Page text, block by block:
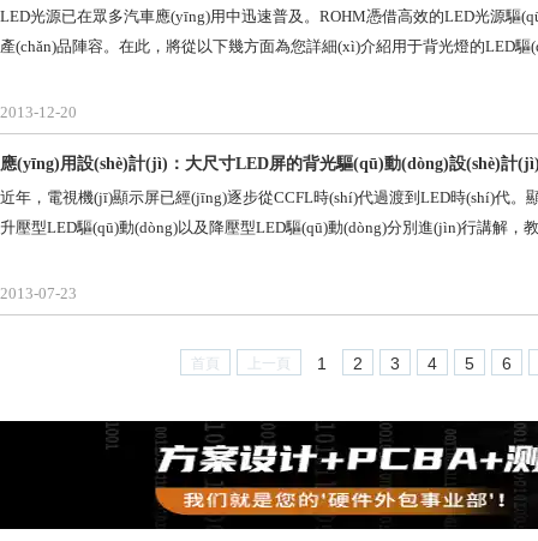
LED光源已在眾多汽車應(yīng)用中迅速普及。ROHM憑借高效的LED光源驅(qū)動
產(chǎn)品陣容。在此，將從以下幾方面為您詳細(xì)介紹用于背光燈的LED
2013-12-20
應(yīng)用設(shè)計(jì)：大尺寸LED屏的背光驅(qū)動(dòng)設(shè)計
近年，電視機(jī)顯示屏已經(jīng)逐步從CCFL時(shí)代過渡到LED時(shí)代。顯
升壓型LED驅(qū)動(dòng)以及降壓型LED驅(qū)動(dòng)分別進(jìn)行講
2013-07-23
首頁 上一頁 1 2 3 4 5 6